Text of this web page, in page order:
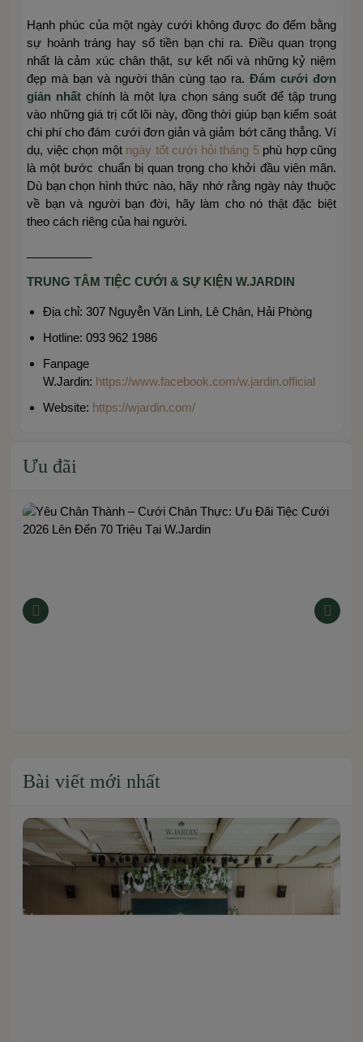
Hạnh phúc của một ngày cưới không được đo đếm bằng
sự hoành tráng hay số tiền bạn chi ra. Điều quan trọng
nhất là cảm xúc chân thật, sự kết nối và những kỷ niệm
đẹp mà bạn và người thân cùng tạo ra. Đám cưới đơn
giản nhất chính là một lựa chọn sáng suốt để tập trung
vào những giá trị cốt lõi này, đồng thời giúp bạn kiểm soát
chi phí cho đám cưới đơn giản và giảm bớt căng thẳng. Ví
dụ, việc chọn một ngày tốt cưới hỏi tháng 5phù hợp cũng
là một bước chuẩn bị quan trọng cho khởi đầu viên mãn.
Dù bạn chọn hình thức nào, hãy nhớ rằng ngày này thuộc
về bạn và người bạn đời, hãy làm cho nó thật đặc biệt
theo cách riêng của hai người.
TRUNG TÂM TIỆC CƯỚI & SỰ KIỆN W.JARDIN
Địa chỉ: 307 Nguyễn Văn Linh, Lê Chân, Hải Phòng
Hotline: 093 962 1986
Fanpage
W.Jardin: https://www.facebook.com/w.jardin.official
Website: https://wjardin.com/
Ưu đãi
Bài viết mới nhất